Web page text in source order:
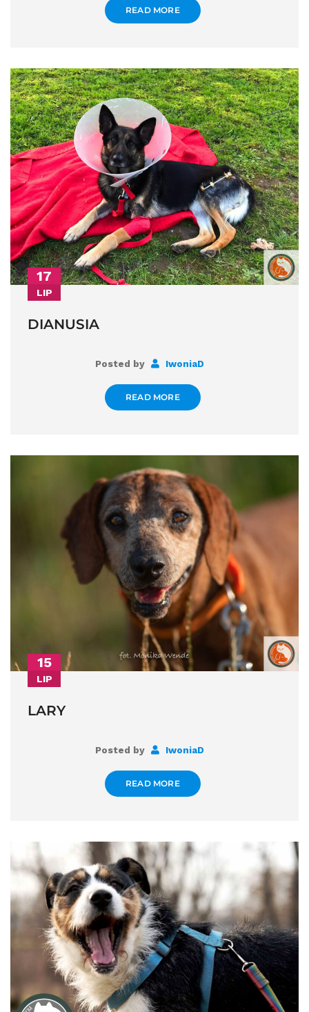
READ MORE
17
LIP
DIANUSIA
Posted by IwoniaD
READ MORE
15
LIP
LARY
Posted by IwoniaD
READ MORE